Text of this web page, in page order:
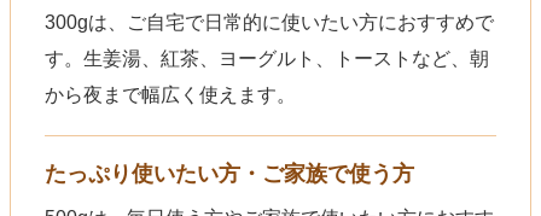
300gは、ご自宅で日常的に使いたい方におすすめで
す。生姜湯、紅茶、ヨーグルト、トーストなど、朝
から夜まで幅広く使えます。
たっぷり使いたい方・ご家族で使う方